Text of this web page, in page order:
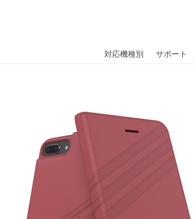
には、日本では珍しい「海外ブランド」をはじめ
対応機種別 サポート